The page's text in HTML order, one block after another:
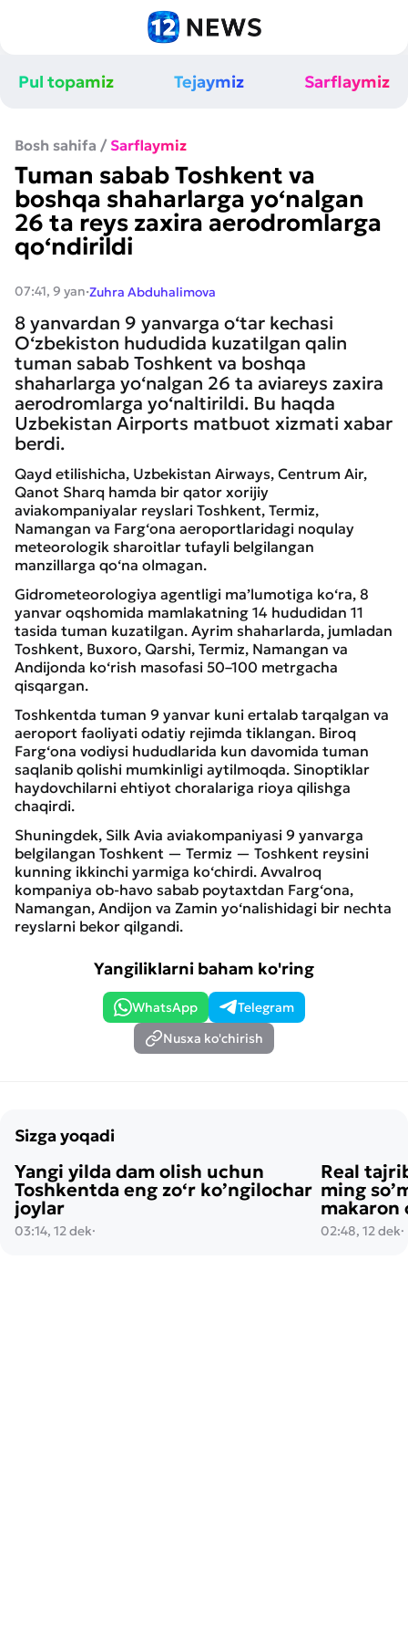
Pul topamiz Tejaymiz Sarflaymiz
Bosh sahifa / Sarflaymiz
Tuman sabab Toshkent va
boshqa shaharlarga yo‘nalgan
26 ta reys zaxira aerodromlarga
qo‘ndirildi
07:41, 9 yan·Zuhra Abduhalimova
8 yanvardan 9 yanvarga o‘tar kechasi
O‘zbekiston hududida kuzatilgan qalin
tuman sabab Toshkent va boshqa
shaharlarga yo‘nalgan 26 ta aviareys zaxira
aerodromlarga yo‘naltirildi. Bu haqda
Uzbekistan Airports matbuot xizmati xabar
berdi.
Qayd etilishicha, Uzbekistan Airways, Centrum Air,
Qanot Sharq hamda bir qator xorijiy
aviakompaniyalar reyslari Toshkent, Termiz,
Namangan va Farg‘ona aeroportlaridagi noqulay
meteorologik sharoitlar tufayli belgilangan
manzillarga qo‘na olmagan.
Gidrometeorologiya agentligi ma’lumotiga ko‘ra, 8
yanvar oqshomida mamlakatning 14 hududidan 11
tasida tuman kuzatilgan. Ayrim shaharlarda, jumladan
Toshkent, Buxoro, Qarshi, Termiz, Namangan va
Andijonda ko‘rish masofasi 50–100 metrgacha
qisqargan.
Toshkentda tuman 9 yanvar kuni ertalab tarqalgan va
aeroport faoliyati odatiy rejimda tiklangan. Biroq
Farg‘ona vodiysi hududlarida kun davomida tuman
saqlanib qolishi mumkinligi aytilmoqda. Sinoptiklar
haydovchilarni ehtiyot choralariga rioya qilishga
chaqirdi.
Shuningdek, Silk Avia aviakompaniyasi 9 yanvarga
belgilangan Toshkent — Termiz — Toshkent reysini
kunning ikkinchi yarmiga ko‘chirdi. Avvalroq
kompaniya ob-havo sabab poytaxtdan Farg‘ona,
Namangan, Andijon va Zamin yo‘nalishidagi bir nechta
reyslarni bekor qilgandi.
Yangiliklarni baham ko'ring
WhatsApp
Telegram
Nusxa ko'chirish
Sizga yoqadi
Yangi yilda dam olish uchun
Toshkentda eng zo‘r ko’ngilochar
joylar
03:14, 12 dek·
Real
ming
makaron
02:48, 12 dek·